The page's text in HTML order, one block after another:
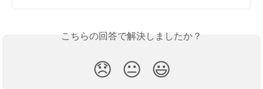
こちらの回答で解決しましたか？
😞 😐 😃